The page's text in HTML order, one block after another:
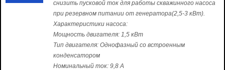
снизить пусковой ток для работы скважинного насоса
при резервном питании от генератора(2,5-3 кВт).
Характеристики насоса:
Мощность двигателя: 1,5 кВт
Тип двигателя: Однофазный со встроенным
конденсатором
Номинальный ток: 9,8 А